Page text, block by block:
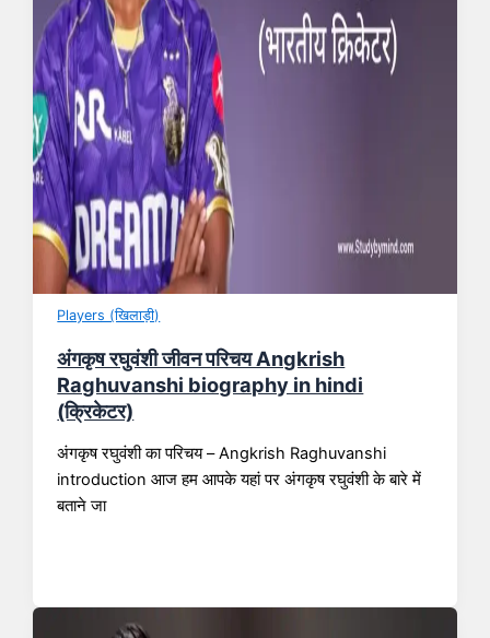
Players (खिलाड़ी)
अंगकृष रघुवंशी जीवन परिचय Angkrish
Raghuvanshi biography in hindi
(क्रिकेटर)
अंगकृष रघुवंशी का परिचय – Angkrish Raghuvanshi
introduction आज हम आपके यहां पर अंगकृष रघुवंशी के बारे में
बताने जा